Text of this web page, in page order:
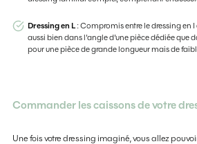
Dressing en L : Compromis entre le dressing en I
aussi bien dans l’angle d’une pièce dédiée que
pour une pièce de grande longueur mais de
Commander les caissons de votre
Une fois votre dressing imaginé, vous allez